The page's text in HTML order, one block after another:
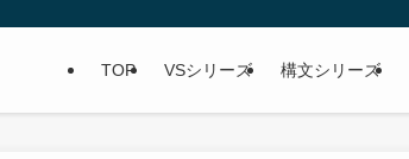
TOP VSシリーズ 構文シリーズ